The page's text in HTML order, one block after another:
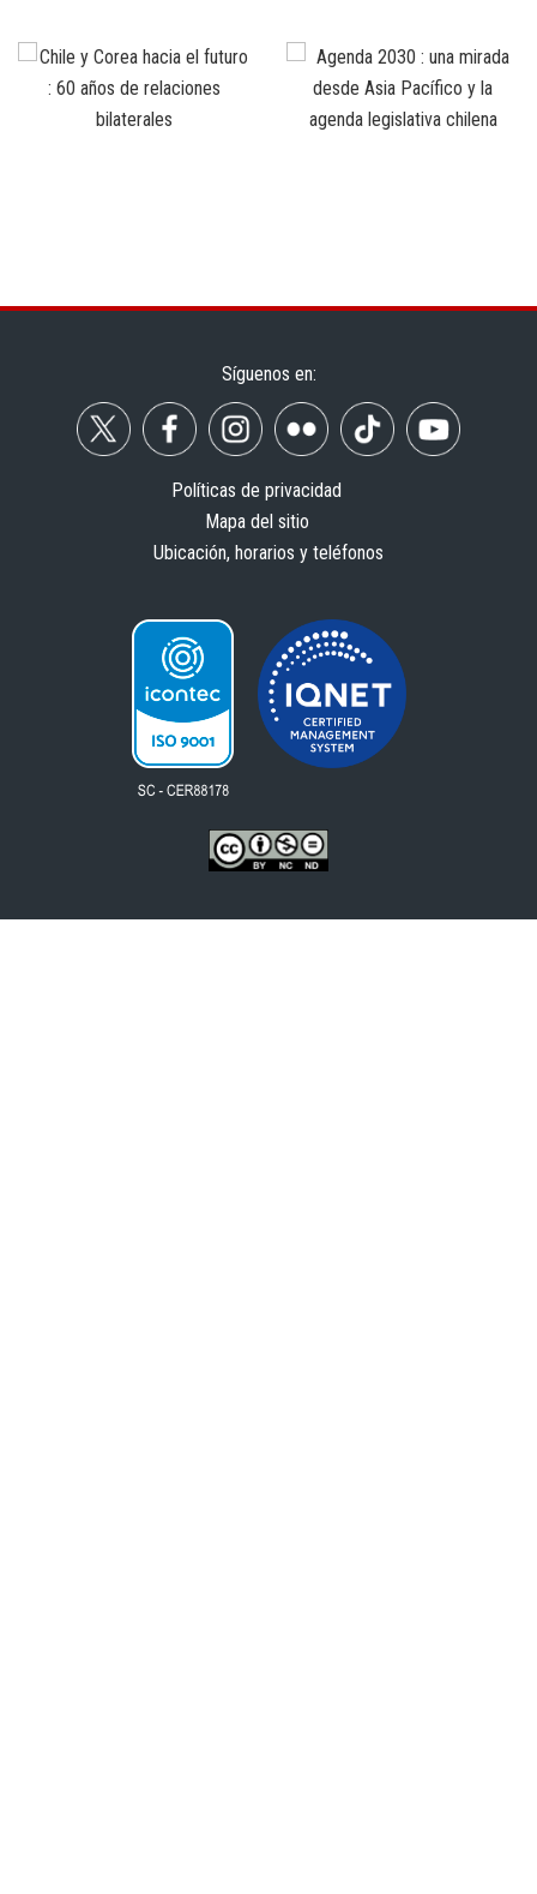
Síguenos en:
Políticas de privacidad
Mapa del sitio
Ubicación, horarios y teléfonos